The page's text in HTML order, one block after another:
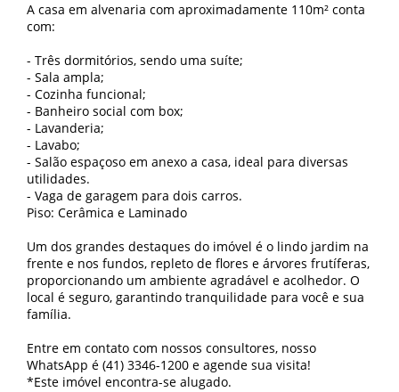
A casa em alvenaria com aproximadamente 110m² conta
com:
- Três dormitórios, sendo uma suíte;
- Sala ampla;
- Cozinha funcional;
- Banheiro social com box;
- Lavanderia;
- Lavabo;
- Salão espaçoso em anexo a casa, ideal para diversas
utilidades.
- Vaga de garagem para dois carros.
Piso: Cerâmica e Laminado
Um dos grandes destaques do imóvel é o lindo jardim na
frente e nos fundos, repleto de flores e árvores frutíferas,
proporcionando um ambiente agradável e acolhedor. O
local é seguro, garantindo tranquilidade para você e sua
família.
Entre em contato com nossos consultores, nosso
WhatsApp é (41) 3346-1200 e agende sua visita!
*Este imóvel encontra-se alugado.